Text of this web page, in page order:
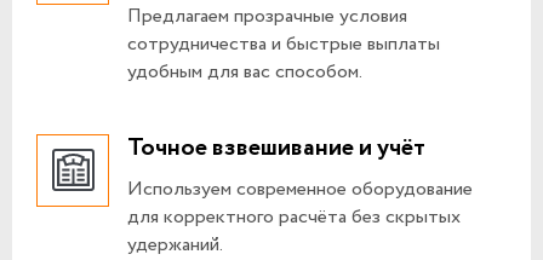
Предлагаем прозрачные условия
сотрудничества и быстрые выплаты
удобным для вас способом.
Точное взвешивание и учёт
Используем современное оборудование
для корректного расчёта без скрытых
удержаний.